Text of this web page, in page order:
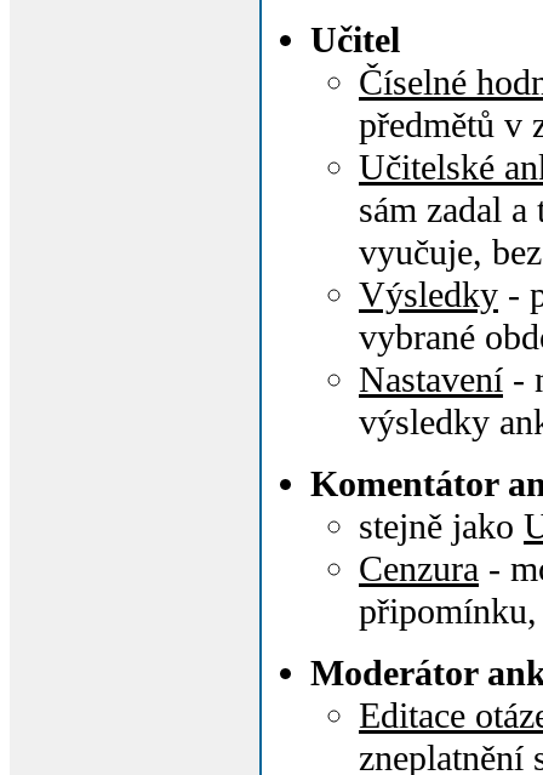
Učitel
Číselné
předmětů v
Učitelské
sám zadal
vyučuje,
Výsledky -
vybrané
Nastavení -
výsledky
Komentátor
stejně jako
Cenzura -
Moderátor
Editace
zneplatnění